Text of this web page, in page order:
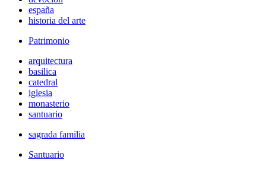
españa
historia del arte
Patrimonio
arquitectura
basilica
catedral
iglesia
monasterio
santuario
sagrada familia
Santuario